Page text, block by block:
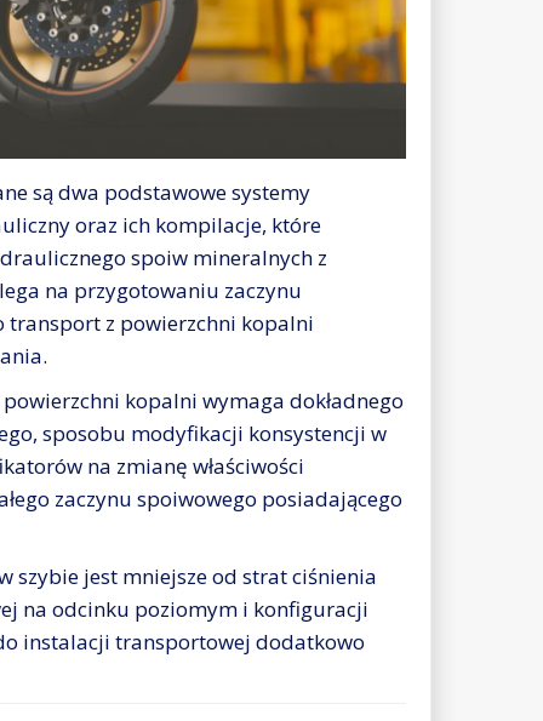
są dwa podstawowe systemy
oraz ich kompilacje, które
spoiw mineralnych z
na przygotowaniu zaczynu
transport z powierzchni kopalni
kopalni wymaga dokładnego
sposobu modyfikacji konsystencji w
na zmianę właściwości
zaczynu spoiwowego posiadającego
szybie jest mniejsze od strat ciśnienia
na odcinku poziomym i konfiguracji
instalacji transportowej dodatkowo